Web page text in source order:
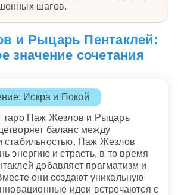
шагов.
и Рыцарь Пентаклей:
значение сочетания
Искра и Покой
таро Паж Жезлов и Рыцарь
баланс между
стабильностью. Паж Жезлов
энергию и страсть, в то время
добавляет прагматизм и
они создают уникальную
идеи встречаются с